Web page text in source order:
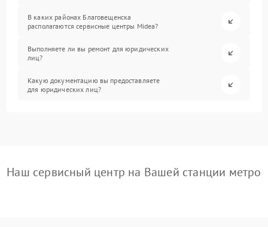
В каких районах Благовещенска
располагаются сервисные центры Midea?
Выполняете ли вы ремонт для юридических
лиц?
Какую документацию вы предоставляете
для юридических лиц?
Наш сервисный центр на Вашей станции метро